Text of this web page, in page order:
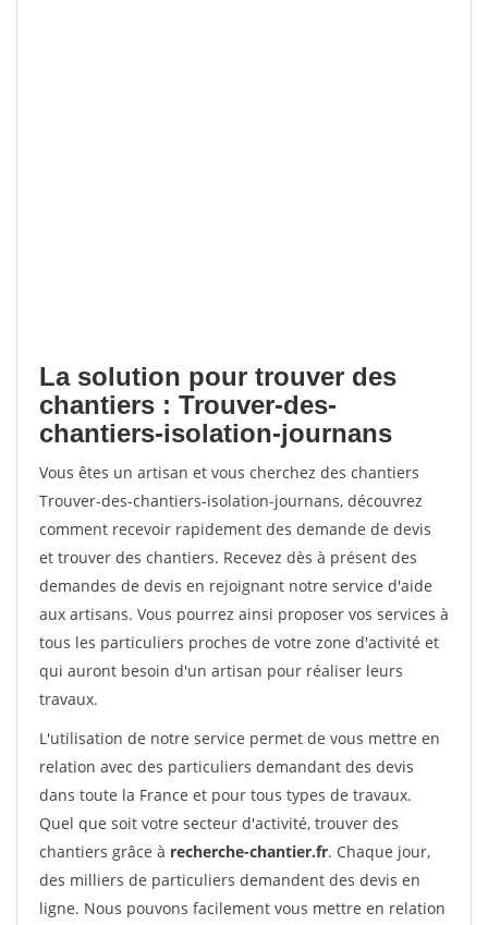
La solution pour trouver des
chantiers : Trouver-des-
chantiers-isolation-journans
Vous êtes un artisan et vous cherchez des chantiers
Trouver-des-chantiers-isolation-journans, découvrez
comment recevoir rapidement des demande de devis
et trouver des chantiers. Recevez dès à présent des
demandes de devis en rejoignant notre service d'aide
aux artisans. Vous pourrez ainsi proposer vos services à
tous les particuliers proches de votre zone d'activité et
qui auront besoin d'un artisan pour réaliser leurs
travaux.
L'utilisation de notre service permet de vous mettre en
relation avec des particuliers demandant des devis
dans toute la France et pour tous types de travaux.
Quel que soit votre secteur d'activité, trouver des
chantiers grâce à recherche-chantier.fr. Chaque jour,
des milliers de particuliers demandent des devis en
ligne. Nous pouvons facilement vous mettre en relation